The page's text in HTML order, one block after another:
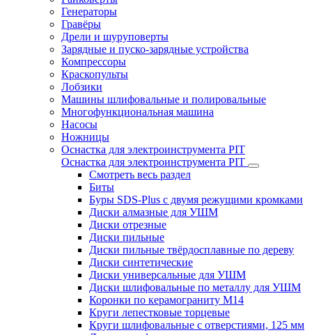
Генераторы
Гравёры
Дрели и шуруповерты
Зарядные и пуско-зарядные устройства
Компрессоры
Краскопульты
Лобзики
Машины шлифовальные и полировальные
Многофункциональная машина
Насосы
Ножницы
Оснастка для электроинструмента PIT
Оснастка для электроинструмента PIT
Смотреть весь раздел
Биты
Буры SDS-Plus c двумя режущими кромками
Диски алмазные для УШМ
Диски отрезные
Диски пильные
Диски пильные твёрдосплавные по дереву
Диски синтетические
Диски универсальные для УШМ
Диски шлифовальные по металлу для УШМ
Коронки по керамограниту M14
Круги лепестковые торцевые
Круги шлифовальные с отверстиями, 125 мм